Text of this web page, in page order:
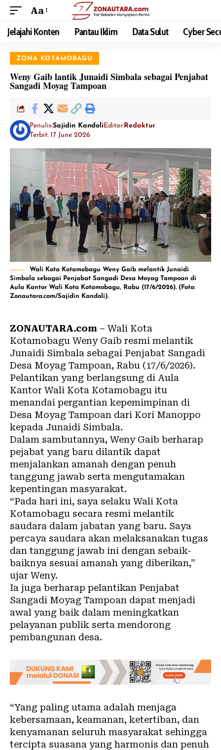
Aa
Jelajahi Konten Pantau Iklim Data Sulut Cyber
ZONA KOTAMOBAGU
Weny Gaib lantik Junaidi Simbala sebagai Penjabat
Sangadi Moyag Tampoan
Penulis:Sajidin KandoliEditor:Redaktur
Terbit: 17 June 2026
Wali Kota Kotamobagu Weny Gaib melantik Junaidi
Simbala sebagai Penjabat Sangadi Desa Moyag Tampoan di
Aula Kantor Wali Kota Kotamobagu, Rabu (17/6/2026). (Foto:
Zonautara.com/Sajidin Kandoli).
ZONAUTARA.com – Wali Kota
Kotamobagu Weny Gaib resmi melantik
Junaidi Simbala sebagai Penjabat Sangadi
Desa Moyag Tampoan, Rabu (17/6/2026).
Pelantikan yang berlangsung di Aula
Kantor Wali Kota Kotamobagu itu
menandai pergantian kepemimpinan di
Desa Moyag Tampoan dari Kori Manoppo
kepada Junaidi Simbala.
Dalam sambutannya, Weny Gaib berharap
pejabat yang baru dilantik dapat
menjalankan amanah dengan penuh
tanggung jawab serta mengutamakan
kepentingan masyarakat.
“Pada hari ini, saya selaku Wali Kota
Kotamobagu secara resmi melantik
saudara dalam jabatan yang baru. Saya
percaya saudara akan melaksanakan tugas
dan tanggung jawab ini dengan sebaik-
baiknya sesuai amanah yang diberikan,”
ujar Weny.
Ia juga berharap pelantikan Penjabat
Sangadi Moyag Tampoan dapat menjadi
awal yang baik dalam meningkatkan
pelayanan publik serta mendorong
pembangunan desa.
“Yang paling utama adalah menjaga
kebersamaan, keamanan, ketertiban, dan
kenyamanan seluruh masyarakat sehingga
tercipta suasana yang harmonis dan penuh